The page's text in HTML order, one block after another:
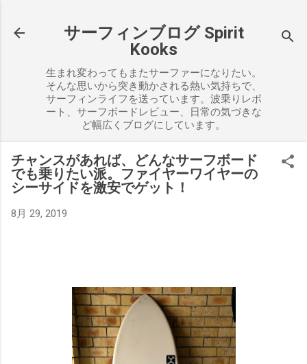
サーフィンブログ Spirit
Kooks
生まれ変わってもまたサーファーになりたい。
そんな思いから突き動かされる熱い気持ちで、
サーフィンライフを送っています。波乗りレポ
ート、サーフボードレビュー、日常の気づきな
ど幅広くブログにしています。
チャンスがあれば、どんなサーフボード
でも乗りたい派。ファイヤーワイヤーの
シーサイドを激安でゲット！
8月 29, 2019